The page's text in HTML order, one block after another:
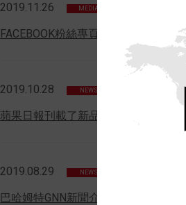
2019.11.26 MEDIA
FACEBOOK粉絲專頁「GirlStyle 台灣
2019.10.28 NEWS
蘋果日報刊載了新品開箱的消息
2019.08.29 NEWS
巴哈姆特GNN新聞介紹了TENGA 機